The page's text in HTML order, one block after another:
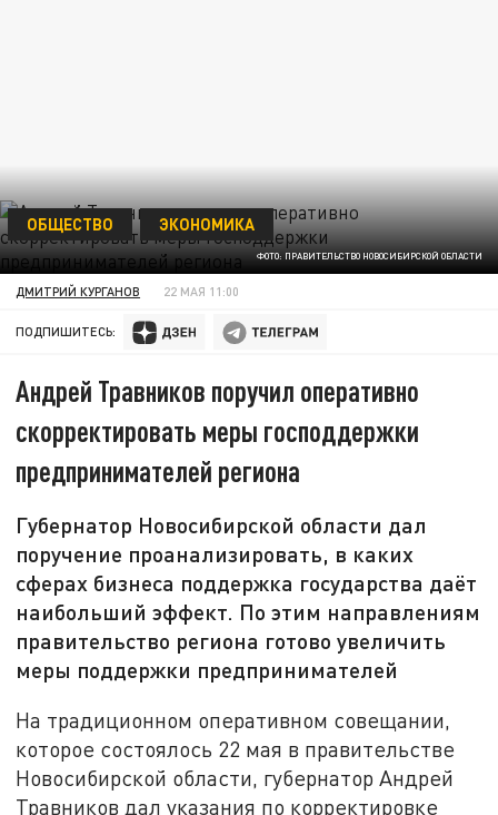
ФОТО: ПРАВИТЕЛЬСТВО НОВОСИБИРСКОЙ ОБЛАСТИ
ОБЩЕСТВО ЭКОНОМИКА
ДМИТРИЙ КУРГАНОВ 22 МАЯ 11:00
ПОДПИШИТЕСЬ:
Андрей Травников поручил оперативно
скорректировать меры господдержки
предпринимателей региона
Губернатор Новосибирской области дал
поручение проанализировать, в каких
сферах бизнеса поддержка государства даёт
наибольший эффект. По этим направлениям
правительство региона готово увеличить
меры поддержки предпринимателей
На традиционном оперативном совещании,
которое состоялось 22 мая в правительстве
Новосибирской области, губернатор Андрей
Травников дал указания по корректировке